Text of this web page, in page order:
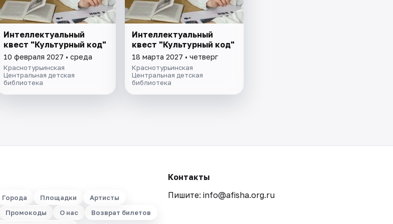
Интеллектуальный
квест "Культурный код"
10 февраля 2027 • среда
Краснотурьинская
Центральная детская
библиотека
Интеллектуальный
квест "Культурный код"
18 марта 2027 • четверг
Краснотурьинская
Центральная детская
библиотека
Города Площадки
Артисты
Промокоды О нас
Возврат билетов
Контакты
Пишите: info@afisha.org.ru